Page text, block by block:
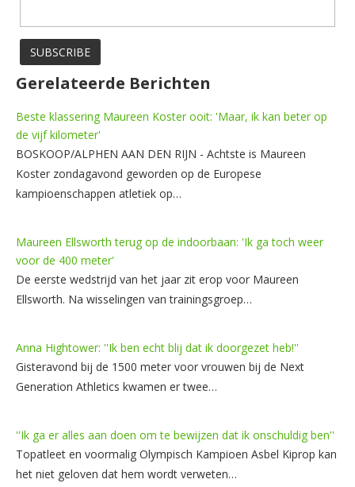
Gerelateerde Berichten
Beste klassering Maureen Koster ooit: 'Maar, ik kan beter op
de vijf kilometer'
BOSKOOP/ALPHEN AAN DEN RIJN - Achtste is Maureen
Koster zondagavond geworden op de Europese
kampioenschappen atletiek op…
Maureen Ellsworth terug op de indoorbaan: 'Ik ga toch weer
voor de 400 meter'
De eerste wedstrijd van het jaar zit erop voor Maureen
Ellsworth. Na wisselingen van trainingsgroep…
Anna Hightower: ''Ik ben echt blij dat ik doorgezet heb!''
Gisteravond bij de 1500 meter voor vrouwen bij de Next
Generation Athletics kwamen er twee…
''Ik ga er alles aan doen om te bewijzen dat ik onschuldig ben''
Topatleet en voormalig Olympisch Kampioen Asbel Kiprop kan
het niet geloven dat hem wordt verweten…